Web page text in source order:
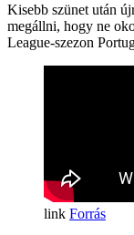
Kisebb szünet után
megállni, hogy ne
League-szezon
Forrás